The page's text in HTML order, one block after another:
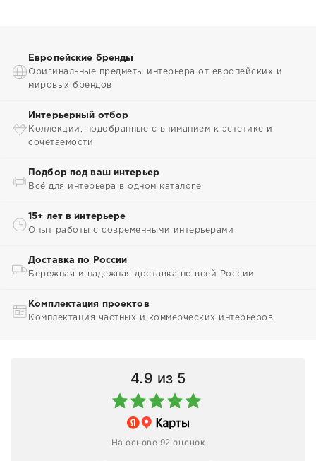
Европейские бренды
Оригинальные предметы интерьера от европейских и
мировых брендов
Интерьерный отбор
Коллекции, подобранные с вниманием к эстетике и
сочетаемости
Подбор под ваш интерьер
Всё для интерьера в одном каталоге
15+ лет в интерьере
Опыт работы с современными интерьерами
Доставка по России
Бережная и надежная доставка по всей России
Комплектация проектов
Комплектация частных и коммерческих интерьеров
4.9 из 5
На основе 92 оценок